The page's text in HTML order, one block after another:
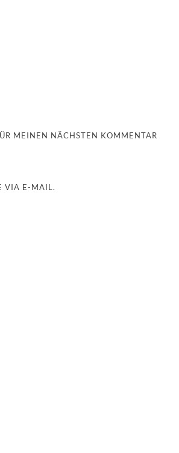
MEINEN NÄCHSTEN KOMMENTAR
VIA E-MAIL.